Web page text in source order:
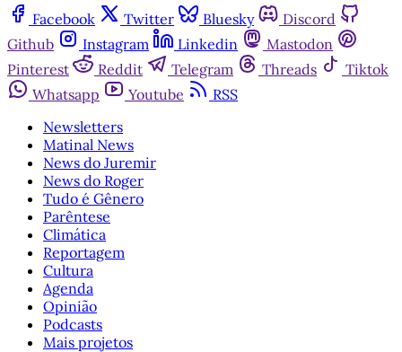
Facebook Twitter Bluesky
Discord
Github
Instagram Linkedin
Mastodon
Pinterest
Reddit Telegram Threads
Tiktok
Whatsapp
Youtube
RSS
Newsletters
Matinal News
News do Juremir
News do Roger
Tudo é Gênero
Parêntese
Climática
Reportagem
Cultura
Agenda
Opinião
Podcasts
Mais projetos